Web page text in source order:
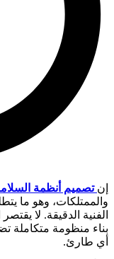
إن تصميم أنظمة
والممتلكات، وهو ما
الفنية الدقيقة. لا
بناء منظومة متكاملة
أي طارئ.